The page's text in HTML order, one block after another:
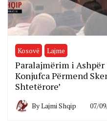
Kosovë Lajme
Paralajmërim i
Konjufca Përmend
Shtetërore’
ByLajmi Shqip 07/